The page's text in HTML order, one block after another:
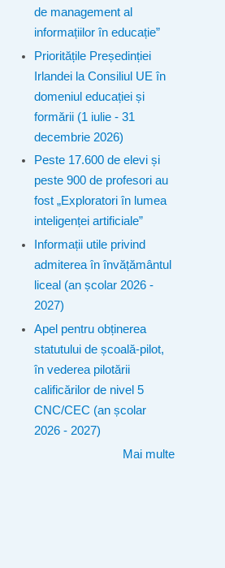
de management al
informațiilor în educație”
Prioritățile Președinției
Irlandei la Consiliul UE în
domeniul educației și
formării (1 iulie - 31
decembrie 2026)
Peste 17.600 de elevi și
peste 900 de profesori au
fost „Exploratori în lumea
inteligenței artificiale”
Informații utile privind
admiterea în învățământul
liceal (an școlar 2026 -
2027)
Apel pentru obținerea
statutului de școală-pilot,
în vederea pilotării
calificărilor de nivel 5
CNC/CEC (an școlar
2026 - 2027)
Mai multe